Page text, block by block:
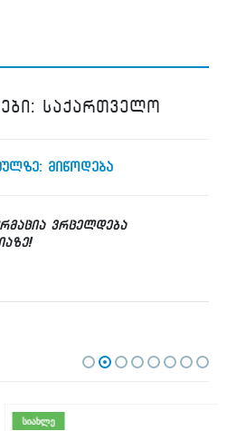
საქართველო
მიწოდება
ვრცელდება